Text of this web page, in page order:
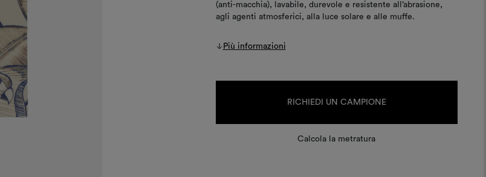
(anti-macchia), lavabile, durevole e resistente all’abrasione,
agli agenti atmosferici, alla luce solare e alle muffe.
Più informazioni
RICHIEDI UN CAMPIONE
Calcola la metratura